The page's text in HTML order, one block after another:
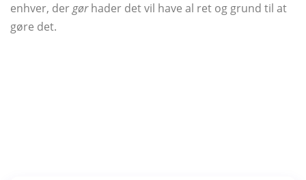
enhver, der gørhader det vil have al ret og grund til at
gøre det.